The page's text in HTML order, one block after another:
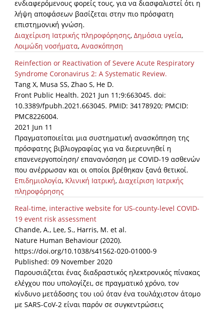
ενδιαφερόμενους φορείς τους, για να διασφαλιστεί ότι η
λήψη αποφάσεων βασίζεται στην πιο πρόσφατη
επιστημονική γνώση.
Διαχείριση Ιατρικής πληροφόρησης, Δημόσια υγεία,
Λοιμώδη νοσήματα, Ανασκόπηση
Reinfection or Reactivation of Severe Acute Respiratory
Syndrome Coronavirus 2: A Systematic Review.
Tang X, Musa SS, Zhao S, He D.
Front Public Health. 2021 Jun 11;9:663045. doi:
10.3389/fpubh.2021.663045. PMID: 34178920; PMCID:
PMC8226004.
2021 Jun 11
Πραγματοποιείται μια συστηματική ανασκόπηση της
πρόσφατης βιβλιογραφίας για να διερευνηθεί η
επανενεργοποίηση/ επανανόσηση με COVID-19 ασθενών
που ανέρρωσαν και οι οποίοι βρέθηκαν ξανά θετικοί.
Επιδημιολογία, Κλινική Ιατρική, Διαχείριση Ιατρικής
πληροφόρησης
Real-time, interactive website for US-county-level COVID-
19 event risk assessment
Chande, A., Lee, S., Harris, M. et al.
Nature Human Behaviour (2020).
https://doi.org/10.1038/s41562-020-01000-9
Published: 09 November 2020
Παρουσιάζεται ένας διαδραστικός ηλεκτρονικός πίνακας
ελέγχου που υπολογίζει, σε πραγματικό χρόνο, τον
κίνδυνο μετάδοσης του ιού όταν ένα τουλάχιστον άτομο
με SARS-CoV-2 είναι παρόν σε συγκεντρώσεις